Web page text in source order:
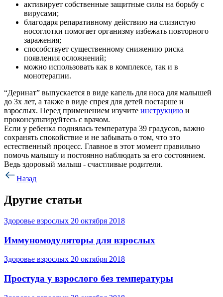
активирует собственные защитные силы на борьбу с
вирусами;
благодаря репаративному действию на слизистую
носоглотки помогает организму избежать повторного
заражения;
способствует существенному снижению риска
появления осложнений;
можно использовать как в комплексе, так и в
монотерапии.
“Деринат” выпускается в виде капель для носа для малышей
до 3х лет, а также в виде спрея для детей постарше и
взрослых. Перед применением изучите инструкцию и
проконсультируйтесь с врачом.
Если у ребенка поднялась температура 39 градусов, важно
сохранять спокойствие и не забывать о том, что это
естественный процесс. Главное в этот момент правильно
помочь малышу и постоянно наблюдать за его состоянием.
Ведь здоровый малыш - счастливые родители.
Назад
Другие статьи
Здоровье взрослых 20 октября 2018
Иммуномодуляторы для взрослых
Здоровье взрослых 20 октября 2018
Простуда у взрослого без температуры